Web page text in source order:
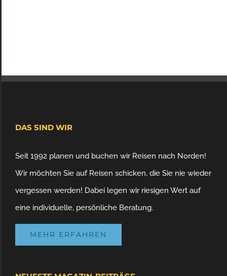
DAS SIND WIR
Seit 1992 planen und buchen wir Reisen nach Norden!
Wir möchten Sie auf Reisen schicken, die Sie nie wieder
vergessen werden! Dabei legen wir riesigen Wert auf
eine individuelle, persönliche Beratung.
MEHR ERFAHREN